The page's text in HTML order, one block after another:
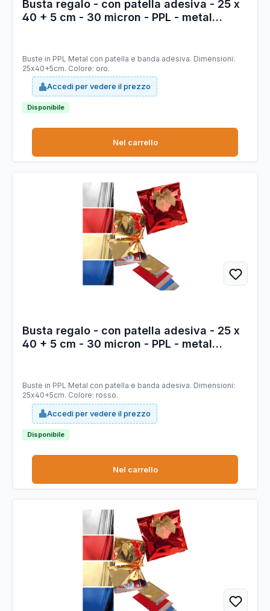
Busta regalo - con patella adesiva - 25 x
40 + 5 cm - 30 micron - PPL - metal
Buste in PPL Metal con patella e banda adesiva. Dimensioni:
25x40+5cm. Colore: oro.
Accedi per vedere il prezzo
Disponibile
Nel carrello
Busta regalo - con patella adesiva - 25 x
40 + 5 cm - 30 micron - PPL - metal
Buste in PPL Metal con patella e banda adesiva. Dimensioni:
25x40+5cm. Colore: rosso.
Accedi per vedere il prezzo
Disponibile
Nel carrello